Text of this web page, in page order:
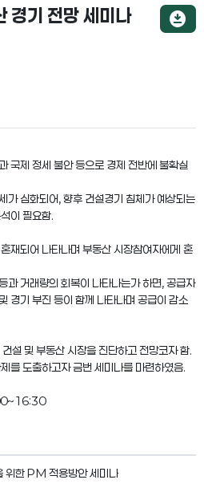
경기 전망 세미나 download_for_offline
국제 정세 불안 등으로 경제 전반에 불확실
가 심화되어, 향후 건설경기 침체가 예상되는
이 필요함.
재되어 나타나며 부동산 시장참여자에게 혼
과 거래량의 회복이 나타나는가 하면, 공급자
경기 부진 등이 함께 나타나며 공급이 감소
설 및 부동산 시장을 진단하고 전망코자 함.
를 도출하고자 금번 세미나를 마련하였음.
위한 PM 적용방안 세미나